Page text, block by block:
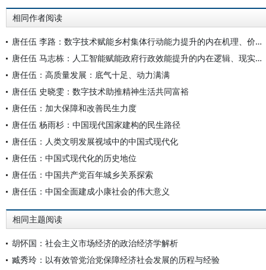
相同作者阅读
唐任伍 李路：数字技术赋能乡村集体行动能力提升的内在机理、价值逻辑与实施路径
唐任伍 马志栋：人工智能赋能政府行政效能提升的内在逻辑、现实障碍与实现路径
唐任伍：高质量发展：底气十足、动力满满
唐任伍 史晓雯：数字技术助推精神生活共同富裕
唐任伍：加大保障和改善民生力度
唐任伍 杨雨杉：中国现代国家建构的民生路径
唐任伍：人类文明发展视域中的中国式现代化
唐任伍：中国式现代化的历史地位
唐任伍：中国共产党百年城乡关系探索
唐任伍：中国全面建成小康社会的伟大意义
相同主题阅读
胡怀国：社会主义市场经济的政治经济学解析
臧秀玲：以有效管党治党保障经济社会发展的历程与经验